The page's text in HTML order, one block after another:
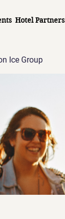
Hotel Partners
Ice Group